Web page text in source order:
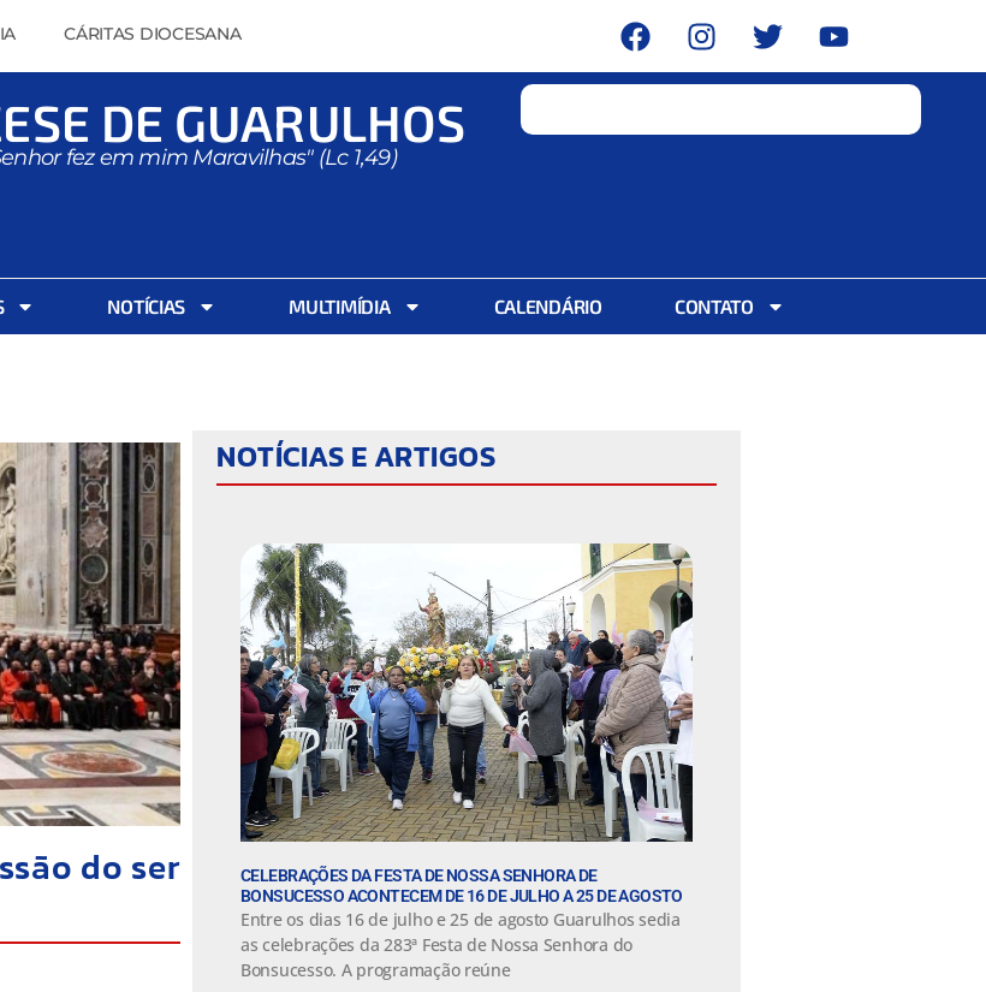
CÁRITAS DIOCESANA
DE GUARULHOS
fez em mim Maravilhas" (Lc 1,49)
NOTÍCIAS MULTIMÍDIA CALENDÁRIO CONTATO
do ser
NOTÍCIAS E ARTIGOS
CELEBRAÇÕES DA FESTA DE NOSSA SENHORA DE
BONSUCESSO ACONTECEM DE 16 DE JULHO A 25 DE AGOSTO
Entre os dias 16 de julho e 25 de agosto Guarulhos sedia
as celebrações da 283ª Festa de Nossa Senhora do
Bonsucesso. A programação reúne